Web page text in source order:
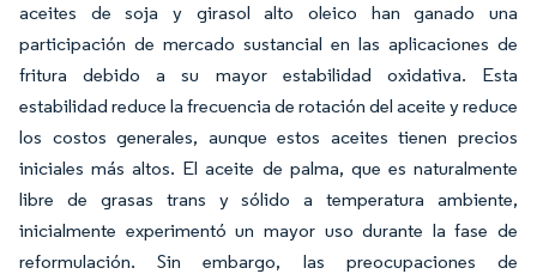
aceites de soja y girasol alto oleico han ganado una
participación de mercado sustancial en las aplicaciones de
fritura debido a su mayor estabilidad oxidativa. Esta
estabilidad reduce la frecuencia de rotación del aceite y reduce
los costos generales, aunque estos aceites tienen precios
iniciales más altos. El aceite de palma, que es naturalmente
libre de grasas trans y sólido a temperatura ambiente,
inicialmente experimentó un mayor uso durante la fase de
reformulación. Sin embargo, las preocupaciones de